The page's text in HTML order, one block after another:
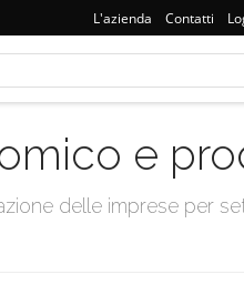
L'azienda Contatti
e
delle imprese per